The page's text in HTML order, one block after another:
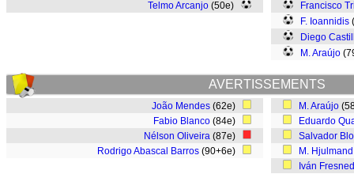
Telmo Arcanjo (50e)
Francisco
F. Ioannidis
Diego
M. Araújo
AVERTISSEMENTS
João Mendes (62e)
Fabio Blanco (84e)
Nélson Oliveira (87e)
Rodrigo Abascal Barros (90+6e)
M. Araújo
Eduardo
Salvador
M. Hjulmand
Iván